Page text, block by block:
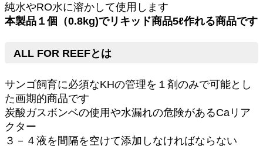
純水やRO水に溶かして使用します
本製品１個（0.8kg)でリキッド商品5ℓ作れる商品です
ALL FOR REEFとは
サンゴ飼育に必須なKHの管理を１剤のみで可能とし
た画期的商品です
炭酸ガスボンベの使用や水漏れの危険があるCaリア
クター
３－４液を間隔を空けて添加しなければならない